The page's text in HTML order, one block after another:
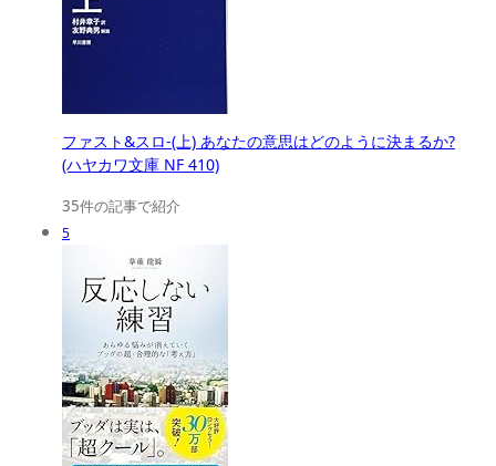
ファスト&スロ-(上) あなたの意思はどのように決まるか?
(ハヤカワ文庫 NF 410)
35件の記事で紹介
5